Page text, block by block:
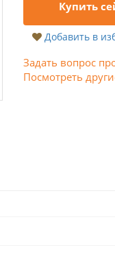
Купить
Добавить в
Задать вопрос
Посмотреть